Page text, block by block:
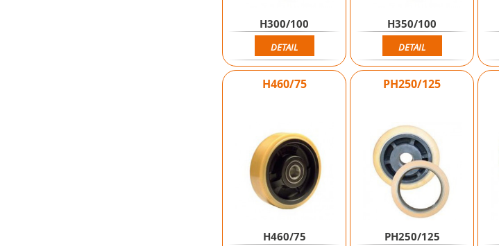
H300/100
DETAIL
H350/100
DETAIL
H460/75
H460/75
PH250/125
PH250/125